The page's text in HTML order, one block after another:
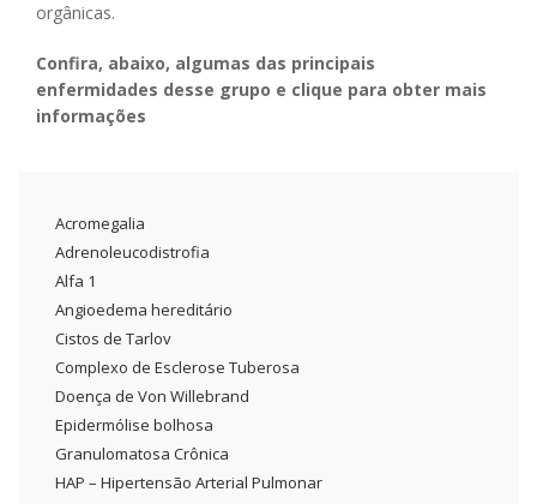
orgânicas.
Confira, abaixo, algumas das principais
enfermidades desse grupo e clique para obter mais
informações
Acromegalia
Adrenoleucodistrofia
Alfa 1
Angioedema hereditário
Cistos de Tarlov
Complexo de Esclerose Tuberosa
Doença de Von Willebrand
Epidermólise bolhosa
Granulomatosa Crônica
HAP – Hipertensão Arterial Pulmonar